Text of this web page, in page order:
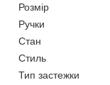
Розмір
Ручки
Стан
Стиль
Тип застежки